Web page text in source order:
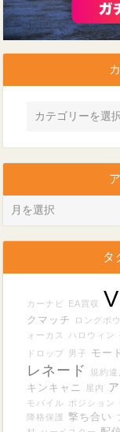
タ
カーナビ EA買収
クマッチ
ロングボウ
ォーカス
ハロウィン
ドロップ
男子 モー
レネード
規約違
キンキャニ 屋内
モバイル ポジション
降格保護
撃ち合い